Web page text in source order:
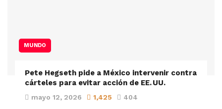
MUNDO
Pete Hegseth pide a México intervenir contra
cárteles para evitar acción de EE. UU.
mayo 12, 2026 1,425 404